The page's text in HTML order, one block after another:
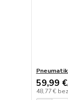
59,99 €
48,77 €